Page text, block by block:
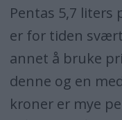
Pentas 5,7 liters
er for tiden
annet å bruke
denne og en
kroner er mye